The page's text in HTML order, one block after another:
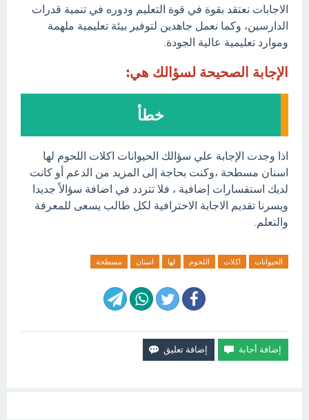
الاجابات نعتقد بقوة في قوة التعليم ودوره في تنمية قدرات
الدارسين، وكما نعمل جاهدين لتوفير بيئة تعليمية ملهمة
وموارد تعليمية عالية الجودة.
الإجابة الصحيحة لسؤالك هي:
خطأ
اذا وجدت الإجابة علي سؤالك الحيوانات اكلات اللحوم لها
اسنان مسطحة ،وكنت بحاجة إلى المزيد من الدعم أو كانت
لديك استفسارات إضافية ، فلا تتردد في اضافة سؤالاً جديدا
ويسرنا تقديم الاجابة الاحترافية لكل طالب يسعى للمعرفة
والتعلم.
الحيوانات اكلات اللحوم لها اسنان مسطحة